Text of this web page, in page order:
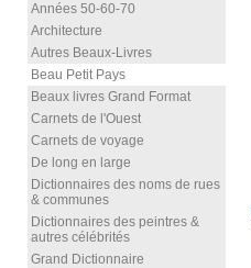
Années 50-60-70
Architecture
Autres Beaux-Livres
Beau Petit Pays
Beaux livres Grand Format
Carnets de l'Ouest
Carnets de voyage
De long en large
Dictionnaires des noms de rues
& communes
Dictionnaires des peintres &
autres célébrités
Grand Dictionnaire